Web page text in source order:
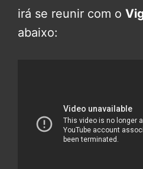
irá se reunir com o
abaixo: